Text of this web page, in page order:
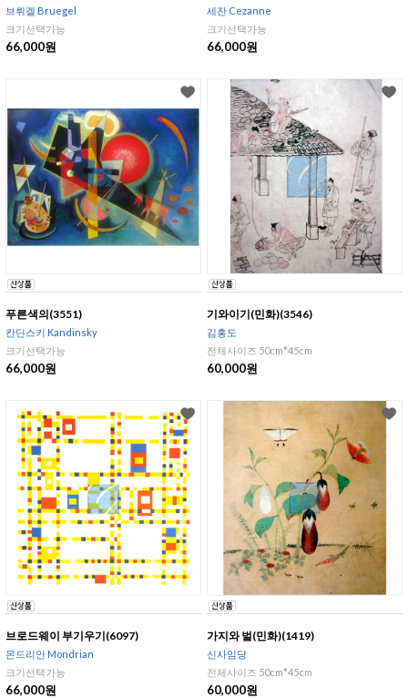
브뤼겔 Bruegel
크기선택가능
66,000원
세잔 Cezanne
크기선택가능
66,000원
푸른색의(3551)
칸딘스키 Kandinsky
크기선택가능
66,000원
기와이기(민화)(3546)
김홍도
전체사이즈 50cm*45cm
60,000원
브로드웨이 부기우기(6097)
몬드리안 Mondrian
크기선택가능
66,000원
가지와 벌(민화)(1419)
신사임당
전체사이즈 50cm*45cm
60,000원